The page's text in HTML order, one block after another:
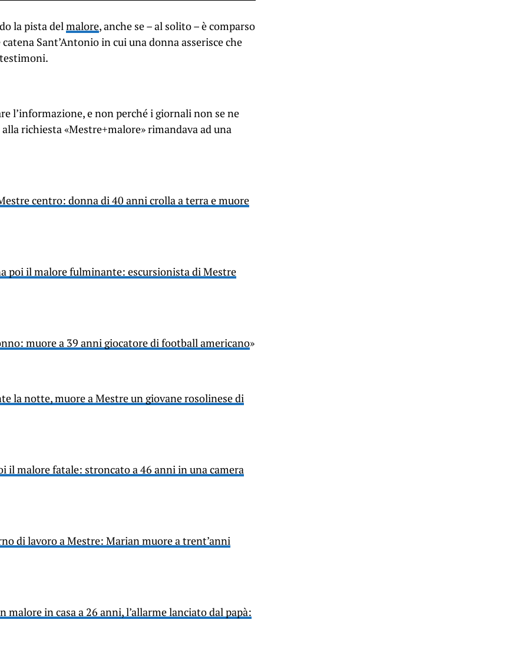
la pista del malore, anche se – al solito – è comparso
Sant’Antonio in cui una donna asserisce che
l’informazione, e non perché i giornali non se ne
richiesta «Mestre+malore» rimandava ad una
centro: donna di 40 anni crolla a terra e muore
poi il malore fulminante: escursionista di Mestre
muore a 39 anni giocatore di football americano»
la notte, muore a Mestre un giovane rosolinese di
il malore fatale: stroncato a 46 anni in una camera
di lavoro a Mestre: Marian muore a trent’anni
malore in casa a 26 anni, l’allarme lanciato dal papà: